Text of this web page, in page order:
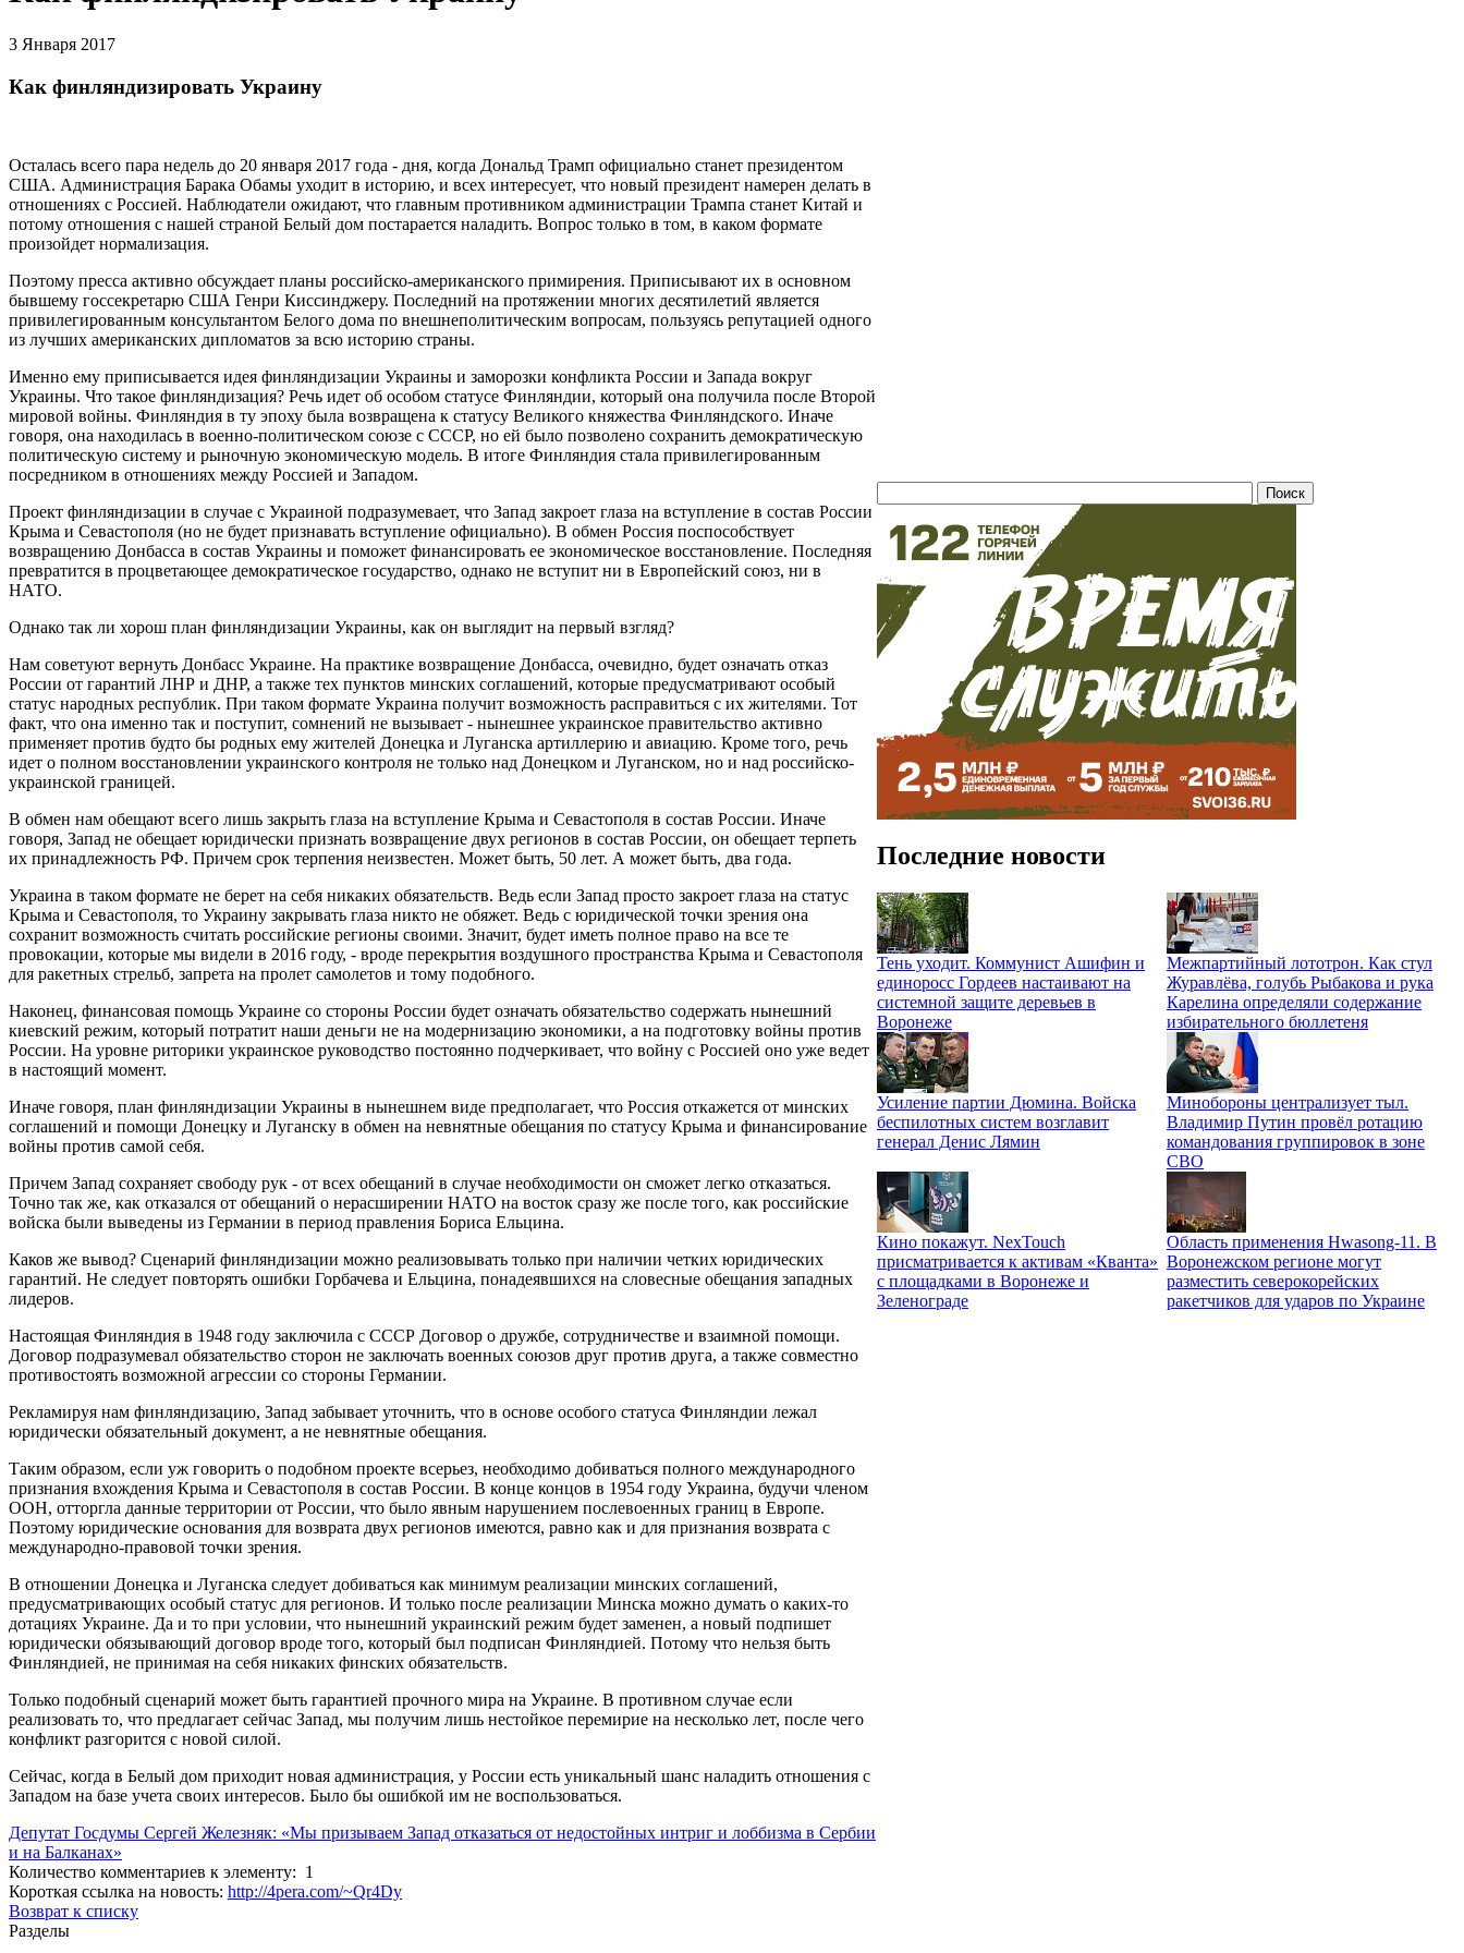
3 Января 2017
Как финляндизировать Украину
Осталась всего пара недель до 20 января 2017 года - дня, когда Дональд Трамп официально станет президентом
США. Администрация Барака Обамы уходит в историю, и всех интересует, что новый президент намерен делать в
отношениях с Россией. Наблюдатели ожидают, что главным противником администрации Трампа станет Китай и
потому отношения с нашей страной Белый дом постарается наладить. Вопрос только в том, в каком формате
произойдет нормализация.
Поэтому пресса активно обсуждает планы российско-американского примирения. Приписывают их в основном
бывшему госсекретарю США Генри Киссинджеру. Последний на протяжении многих десятилетий является
привилегированным консультантом Белого дома по внешнеполитическим вопросам, пользуясь репутацией одного
из лучших американских дипломатов за всю историю страны.
Именно ему приписывается идея финляндизации Украины и заморозки конфликта России и Запада вокруг
Украины. Что такое финляндизация? Речь идет об особом статусе Финляндии, который она получила после Второй
мировой войны. Финляндия в ту эпоху была возвращена к статусу Великого княжества Финляндского. Иначе
говоря, она находилась в военно-политическом союзе с СССР, но ей было позволено сохранить демократическую
политическую систему и рыночную экономическую модель. В итоге Финляндия стала привилегированным
посредником в отношениях между Россией и Западом.
Проект финляндизации в случае с Украиной подразумевает, что Запад закроет глаза на вступление в состав России
Крыма и Севастополя (но не будет признавать вступление официально). В обмен Россия поспособствует
возвращению Донбасса в состав Украины и поможет финансировать ее экономическое восстановление. Последняя
превратится в процветающее демократическое государство, однако не вступит ни в Европейский союз, ни в
НАТО.
Однако так ли хорош план финляндизации Украины, как он выглядит на первый взгляд?
Нам советуют вернуть Донбасс Украине. На практике возвращение Донбасса, очевидно, будет означать отказ
России от гарантий ЛНР и ДНР, а также тех пунктов минских соглашений, которые предусматривают особый
статус народных республик. При таком формате Украина получит возможность расправиться с их жителями. Тот
факт, что она именно так и поступит, сомнений не вызывает - нынешнее украинское правительство активно
применяет против будто бы родных ему жителей Донецка и Луганска артиллерию и авиацию. Кроме того, речь
идет о полном восстановлении украинского контроля не только над Донецком и Луганском, но и над российско-
украинской границей.
В обмен нам обещают всего лишь закрыть глаза на вступление Крыма и Севастополя в состав России. Иначе
говоря, Запад не обещает юридически признать возвращение двух регионов в состав России, он обещает терпеть
их принадлежность РФ. Причем срок терпения неизвестен. Может быть, 50 лет. А может быть, два года.
Украина в таком формате не берет на себя никаких обязательств. Ведь если Запад просто закроет глаза на статус
Крыма и Севастополя, то Украину закрывать глаза никто не обяжет. Ведь с юридической точки зрения она
сохранит возможность считать российские регионы своими. Значит, будет иметь полное право на все те
провокации, которые мы видели в 2016 году, - вроде перекрытия воздушного пространства Крыма и Севастополя
для ракетных стрельб, запрета на пролет самолетов и тому подобного.
Наконец, финансовая помощь Украине со стороны России будет означать обязательство содержать нынешний
киевский режим, который потратит наши деньги не на модернизацию экономики, а на подготовку войны против
России. На уровне риторики украинское руководство постоянно подчеркивает, что войну с Россией оно уже ведет
в настоящий момент.
Иначе говоря, план финляндизации Украины в нынешнем виде предполагает, что Россия откажется от минских
соглашений и помощи Донецку и Луганску в обмен на невнятные обещания по статусу Крыма и финансирование
войны против самой себя.
Причем Запад сохраняет свободу рук - от всех обещаний в случае необходимости он сможет легко отказаться.
Точно так же, как отказался от обещаний о нерасширении НАТО на восток сразу же после того, как российские
войска были выведены из Германии в период правления Бориса Ельцина.
Каков же вывод? Сценарий финляндизации можно реализовывать только при наличии четких юридических
гарантий. Не следует повторять ошибки Горбачева и Ельцина, понадеявшихся на словесные обещания западных
лидеров.
Настоящая Финляндия в 1948 году заключила с СССР Договор о дружбе, сотрудничестве и взаимной помощи.
Договор подразумевал обязательство сторон не заключать военных союзов друг против друга, а также совместно
противостоять возможной агрессии со стороны Германии.
Рекламируя нам финляндизацию, Запад забывает уточнить, что в основе особого статуса Финляндии лежал
юридически обязательный документ, а не невнятные обещания.
Таким образом, если уж говорить о подобном проекте всерьез, необходимо добиваться полного международного
признания вхождения Крыма и Севастополя в состав России. В конце концов в 1954 году Украина, будучи членом
ООН, отторгла данные территории от России, что было явным нарушением послевоенных границ в Европе.
Поэтому юридические основания для возврата двух регионов имеются, равно как и для признания возврата с
международно-правовой точки зрения.
В отношении Донецка и Луганска следует добиваться как минимум реализации минских соглашений,
предусматривающих особый статус для регионов. И только после реализации Минска можно думать о каких-то
дотациях Украине. Да и то при условии, что нынешний украинский режим будет заменен, а новый подпишет
юридически обязывающий договор вроде того, который был подписан Финляндией. Потому что нельзя быть
Финляндией, не принимая на себя никаких финских обязательств.
Только подобный сценарий может быть гарантией прочного мира на Украине. В противном случае если
реализовать то, что предлагает сейчас Запад, мы получим лишь нестойкое перемирие на несколько лет, после чего
конфликт разгорится с новой силой.
Сейчас, когда в Белый дом приходит новая администрация, у России есть уникальный шанс наладить отношения с
Западом на базе учета своих интересов. Было бы ошибкой им не воспользоваться.
Депутат Госдумы Сергей Железняк: «Мы призываем Запад отказаться от недостойных интриг и лоббизма в Сербии
и на Балканах»
Количество комментариев к элементу: 1
Короткая ссылка на новость: http://4pera.com/~Qr4Dy
Возврат к списку
Последние новости
Тень уходит. Коммунист Ашифин и
единоросс Гордеев настаивают на
системной защите деревьев в
Воронеже
Межпартийный лототрон. Как стул
Журавлёва, голубь Рыбакова и рука
Карелина определяли содержание
избирательного бюллетеня
Усиление партии Дюмина. Войска
беспилотных систем возглавит
генерал Денис Лямин
Минобороны централизует тыл.
Владимир Путин провёл ротацию
командования группировок в зоне
СВО
Кино покажут. NexTouch
присматривается к активам «Кванта»
с площадками в Воронеже и
Зеленограде
Область применения Hwasong-11. В
Воронежском регионе могут
разместить северокорейских
ракетчиков для ударов по Украине
Разделы